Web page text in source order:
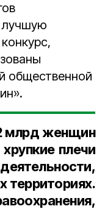
лучшую
общественной
млрд женщин
плечи
территориях.